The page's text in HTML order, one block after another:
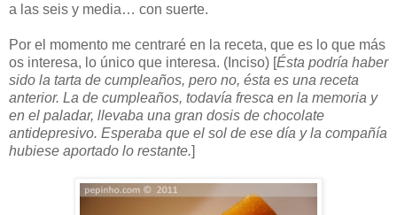
a las seis y media… con suerte.
Por el momento me centraré en la receta, que es lo que más
os interesa, lo único que interesa. (Inciso) [Ésta podría haber
sido la tarta de cumpleaños, pero no, ésta es una receta
anterior. La de cumpleaños, todavía fresca en la memoria y
en el paladar, llevaba una gran dosis de chocolate
antidepresivo. Esperaba que el sol de ese día y la compañía
hubiese aportado lo restante.]